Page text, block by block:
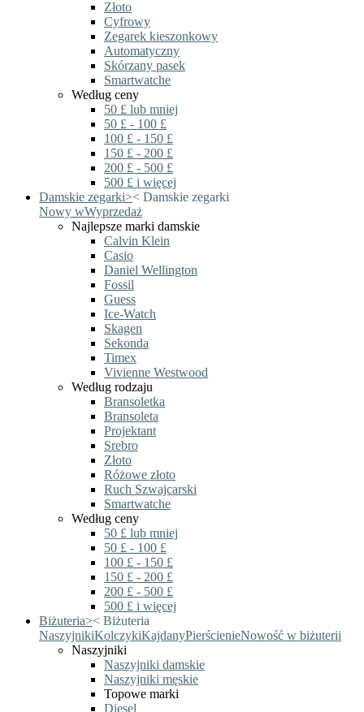
Złoto
Cyfrowy
Zegarek kieszonkowy
Automatyczny
Skórzany pasek
Smartwatche
Według ceny
50 £ lub mniej
50 £ - 100 £
100 £ - 150 £
150 £ - 200 £
200 £ - 500 £
500 £ i więcej
Damskie zegarki>< Damskie zegarki
Nowy wWyprzedaż
Najlepsze marki damskie
Calvin Klein
Casio
Daniel Wellington
Fossil
Guess
Ice-Watch
Skagen
Sekonda
Timex
Vivienne Westwood
Według rodzaju
Bransoletka
Bransoleta
Projektant
Srebro
Złoto
Różowe złoto
Ruch Szwajcarski
Smartwatche
Według ceny
50 £ lub mniej
50 £ - 100 £
100 £ - 150 £
150 £ - 200 £
200 £ - 500 £
500 £ i więcej
Biżuteria>< Biżuteria
NaszyjnikiKolczykiKajdanyPierścienieNowość w biżuterii
Naszyjniki
Naszyjniki damskie
Naszyjniki męskie
Topowe marki
Diesel